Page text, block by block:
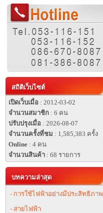
สถิติเว็บไซต์
เปิดเว็บเมื่อ : 2012-03-02
จำนวนสมาชิก : 6 คน
ปรับปรุงเมื่อ : 2026-08-07
จำนวนครั้งที่ชม : 1,585,383 ครั้ง
Online : 4 คน
จำนวนสินค้า : 68 รายการ
บทความล่าสุด
- การใช้ไฟฟ้าอย่างมีประสิทธิภาพ
- สายไฟฟ้า